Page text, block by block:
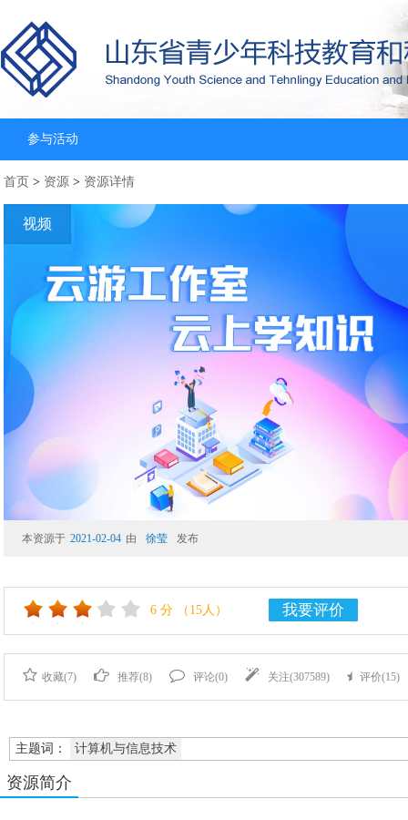
参与活动
首页 > 资源 > 资源详情
本资源于 2021-02-04 由 徐莹 发布
视频
6 分 （15人） 我要评价
收藏(7) 推荐(8) 评论(0) 关注(307589) 评价(15)
主题词： 计算机与信息技术
资源简介